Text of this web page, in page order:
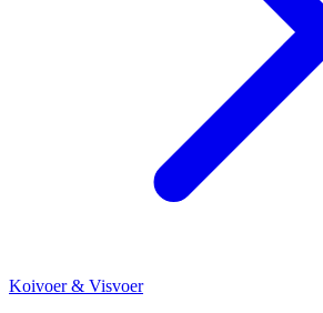
Koivoer & Visvoer